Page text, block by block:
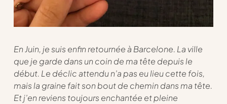
En Juin, je suis enfin retournée à Barcelone. La ville
que je garde dans un coin de ma tête depuis le
début. Le déclic attendu n’a pas eu lieu cette fois,
mais la graine fait son bout de chemin dans ma tête.
Et j’en reviens toujours enchantée et pleine